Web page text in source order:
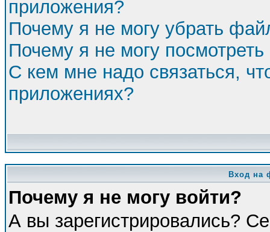
приложения?
Почему я не могу убрать
Почему я не могу
С кем мне надо связаться,
приложениях?
Вход на
Почему я не могу войти?
А вы зарегистрировались?